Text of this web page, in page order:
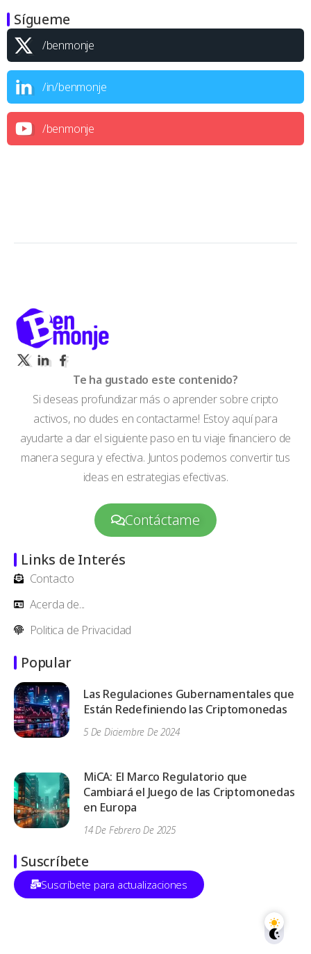
Sígueme
/benmonje
/in/benmonje
/benmonje
Te ha gustado este contenido?
Si deseas profundizar más o aprender sobre cripto
activos, no dudes en contactarme! Estoy aquí para
ayudarte a dar el siguiente paso en tu viaje financiero de
manera segura y efectiva. Juntos podemos convertir tus
ideas en estrategias efectivas.
Contáctame
Links de Interés
Contacto
Acerda de...
Politica de Privacidad
Popular
Las Regulaciones Gubernamentales que
Están Redefiniendo las Criptomonedas
5 De Diciembre De 2024
MiCA: El Marco Regulatorio que
Cambiará el Juego de las Criptomonedas
en Europa
14 De Febrero De 2025
Suscríbete
Suscríbete para actualizaciones